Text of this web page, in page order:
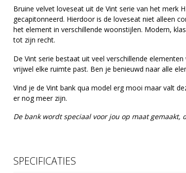
Bruine velvet loveseat uit de Vint serie van het merk
gecapitonneerd. Hierdoor is de loveseat niet alleen
het element in verschillende woonstijlen. Modern,
tot zijn recht.
De Vint serie bestaat uit veel verschillende
vrijwel elke ruimte past. Ben je benieuwd naar alle
Vind je de Vint bank qua model erg mooi maar valt
er nog meer zijn.
De bank wordt speciaal voor jou op maat
SPECIFICATIES